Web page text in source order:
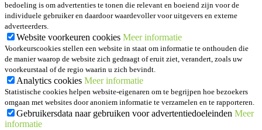
bedoeling is om advertenties te tonen die relevant en boeiend zijn voor de
individuele gebruiker en daardoor waardevoller voor uitgevers en externe
adverteerders.
Website voorkeuren cookies Meer informatie
Voorkeurscookies stellen een website in staat om informatie te onthouden die
de manier waarop de website zich gedraagt of eruit ziet, verandert, zoals uw
voorkeurstaal of de regio waarin u zich bevindt.
Analytics cookies Meer informatie
Statistische cookies helpen website-eigenaren om te begrijpen hoe bezoekers
omgaan met websites door anoniem informatie te verzamelen en te rapporteren.
Gebruikersdata naar gebruiken voor advertentiedoeleinden Meer
informatie